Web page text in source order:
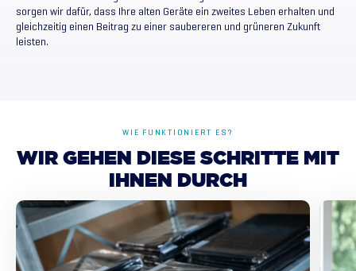
sorgen wir dafür, dass Ihre alten Geräte ein zweites Leben erhalten und
gleichzeitig einen Beitrag zu einer saubereren und grüneren Zukunft
leisten.
WIE FUNKTIONIERT ES?
WIR GEHEN DIESE SCHRITTE MIT
IHNEN
DURCH